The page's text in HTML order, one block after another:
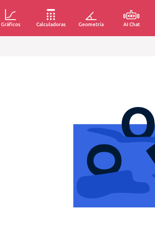
Gráficos Calculadoras Geometría AI Chat